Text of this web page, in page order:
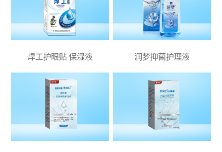
焊工护眼贴 保湿液 润梦抑菌护理液